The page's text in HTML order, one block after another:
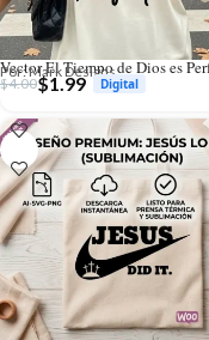
Por: Mark Designs
$4.00$1.99